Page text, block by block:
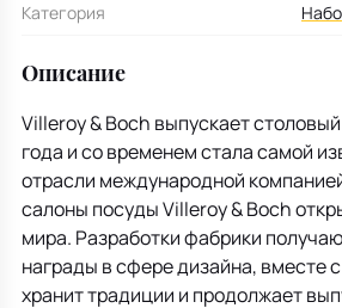
Категория
Описание
Villeroy & Boch выпускает
года и со временем стала самой
отрасли международной
салоны посуды Villeroy & Boch
мира. Разработки фабрики
награды в сфере дизайна, вместе
хранит традиции и продолжает